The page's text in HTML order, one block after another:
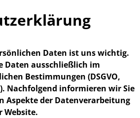
Daten ist uns wichtig.
Daten ausschließlich im
Bestimmungen (DSGVO,
Nachfolgend informieren wir Sie
Aspekte der Daten­verarbeitung
Website.